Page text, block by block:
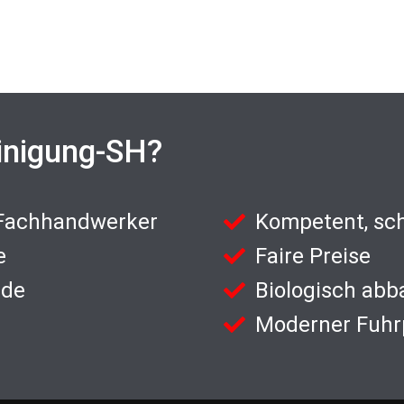
SH?
Kompetent,
Faire Preise
Biologisch
Moderner